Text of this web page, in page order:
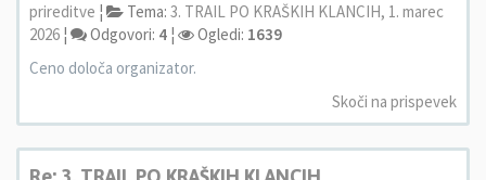
prireditve ¦ Tema: 3. TRAIL PO KRAŠKIH KLANCIH, 1. marec
2026 ¦ Odgovori: 4 ¦ Ogledi: 1639
Ceno določa organizator.
Skoči na prispevek